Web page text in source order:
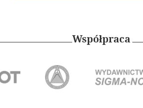
Współpraca